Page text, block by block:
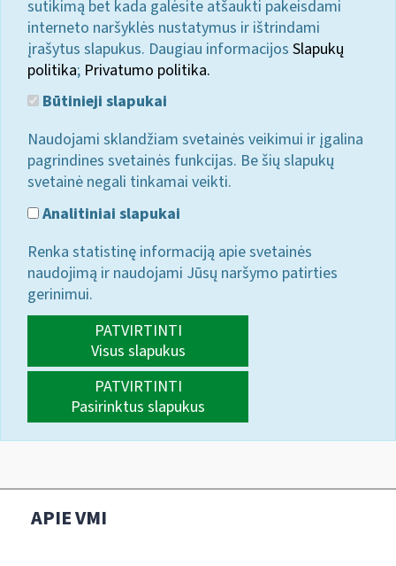
sutikimą bet kada galėsite atšaukti pakeisdami
interneto naršyklės nustatymus ir ištrindami
įrašytus slapukus. Daugiau informacijos Slapukų
politika; Privatumo politika.
Būtinieji slapukai
Naudojami sklandžiam svetainės veikimui ir įgalina
pagrindines svetainės funkcijas. Be šių slapukų
svetainė negali tinkamai veikti.
Analitiniai slapukai
Renka statistinę informaciją apie svetainės
naudojimą ir naudojami Jūsų naršymo patirties
gerinimui.
PATVIRTINTI
Visus slapukus
PATVIRTINTI
Pasirinktus slapukus
APIE VMI